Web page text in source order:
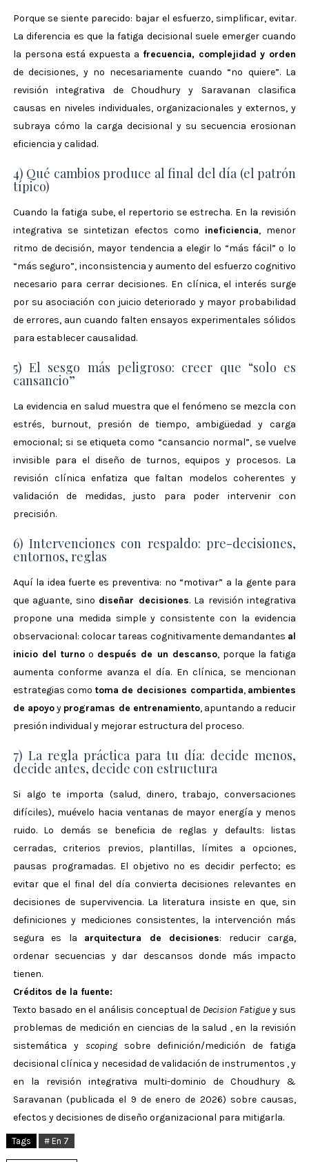
Porque se siente parecido: bajar el esfuerzo, simplificar, evitar.
La diferencia es que la fatiga decisional suele emerger cuando
la persona está expuesta a frecuencia, complejidad y orden
de decisiones, y no necesariamente cuando “no quiere”. La
revisión integrativa de Choudhury y Saravanan clasifica
causas en niveles individuales, organizacionales y externos, y
subraya cómo la carga decisional y su secuencia erosionan
eficiencia y calidad.
4) Qué cambios produce al final del día (el patrón
típico)
Cuando la fatiga sube, el repertorio se estrecha. En la revisión
integrativa se sintetizan efectos como ineficiencia, menor
ritmo de decisión, mayor tendencia a elegir lo “más fácil” o lo
“más seguro”, inconsistencia y aumento del esfuerzo cognitivo
necesario para cerrar decisiones. En clínica, el interés surge
por su asociación con juicio deteriorado y mayor probabilidad
de errores, aun cuando falten ensayos experimentales sólidos
para establecer causalidad.
5) El sesgo más peligroso: creer que “solo es
cansancio”
La evidencia en salud muestra que el fenómeno se mezcla con
estrés, burnout, presión de tiempo, ambigüedad y carga
emocional; si se etiqueta como “cansancio normal”, se vuelve
invisible para el diseño de turnos, equipos y procesos. La
revisión clínica enfatiza que faltan modelos coherentes y
validación de medidas, justo para poder intervenir con
precisión.
6) Intervenciones con respaldo: pre-decisiones,
entornos, reglas
Aquí la idea fuerte es preventiva: no “motivar” a la gente para
que aguante, sino diseñar decisiones. La revisión integrativa
propone una medida simple y consistente con la evidencia
observacional: colocar tareas cognitivamente demandantes al
inicio del turno o después de un descanso, porque la fatiga
aumenta conforme avanza el día. En clínica, se mencionan
estrategias como toma de decisiones compartida, ambientes
de apoyoy programas de entrenamiento, apuntando a reducir
presión individual y mejorar estructura del proceso.
7) La regla práctica para tu día: decide menos,
decide antes, decide con estructura
Si algo te importa (salud, dinero, trabajo, conversaciones
difíciles), muévelo hacia ventanas de mayor energía y menos
ruido. Lo demás se beneficia de reglas y defaults: listas
cerradas, criterios previos, plantillas, límites a opciones,
pausas programadas. El objetivo no es decidir perfecto; es
evitar que el final del día convierta decisiones relevantes en
decisiones de supervivencia. La literatura insiste en que, sin
definiciones y mediciones consistentes, la intervención más
segura es la arquitectura de decisiones: reducir carga,
ordenar secuencias y dar descansos donde más impacto
tienen.
Créditos de la fuente:
Texto basado en el análisis conceptual de Decision Fatiguey sus
problemas de medición en ciencias de la salud , en la revisión
sistemática y scopingsobre definición/medición de fatiga
decisional clínica y necesidad de validación de instrumentos , y
en la revisión integrativa multi-dominio de Choudhury &
Saravanan (publicada el 9 de enero de 2026) sobre causas,
efectos y decisiones de diseño organizacional para mitigarla.
Tags # En 7